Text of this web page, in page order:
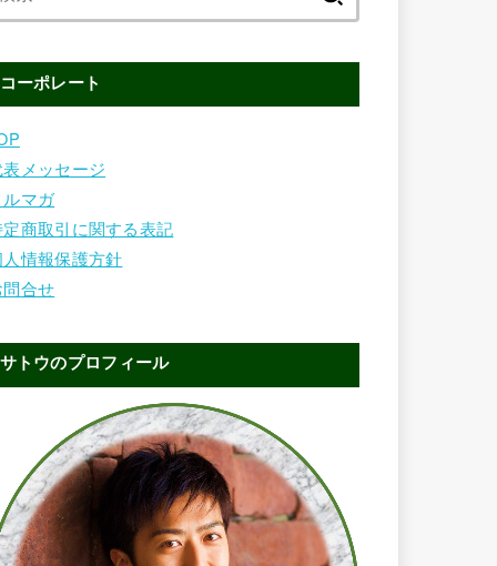
コーポレート
メッセージ
マガ
商取引に関する表記
情報保護方針
合せ
サトウのプロフィール